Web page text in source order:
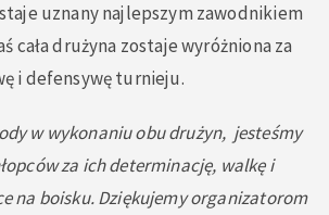
uznany najlepszym zawodnikiem
cała drużyna zostaje wyróżniona za
i defensywę turnieju.
w wykonaniu obu drużyn, jesteśmy
za ich determinację, walkę i
na boisku. Dziękujemy organizatorom